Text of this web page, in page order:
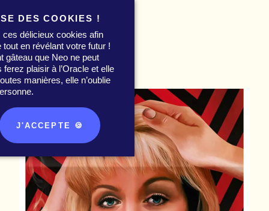
DES COOKIES !
ces délicieux cookies afin
tout en révélant votre futur !
gâteau que Neo ne peut
ferez plaisir à l’Oracle et elle
manières, elle n’oublie
J'ACCEPTE 🍪
0